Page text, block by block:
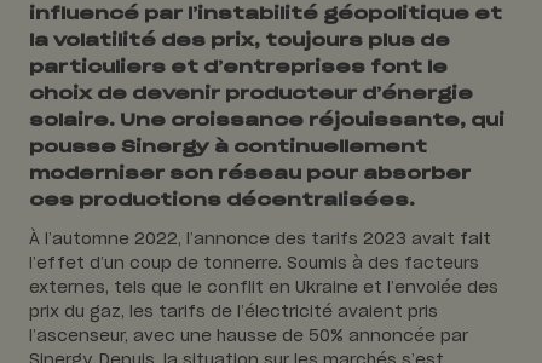
influencé par l’instabilité géopolitique et
la volatilité des prix, toujours plus de
particuliers et d’entreprises font le
choix de devenir producteur d’énergie
solaire. Une croissance réjouissante, qui
pousse Sinergy à continuellement
moderniser son réseau pour absorber
ces productions décentralisées.
À l’automne 2022, l’annonce des tarifs 2023 avait fait
l’effet d’un coup de tonnerre. Soumis à des facteurs
externes, tels que le conflit en Ukraine et l’envolée des
prix du gaz, les tarifs de l’électricité avaient pris
l’ascenseur, avec une hausse de 50% annoncée par